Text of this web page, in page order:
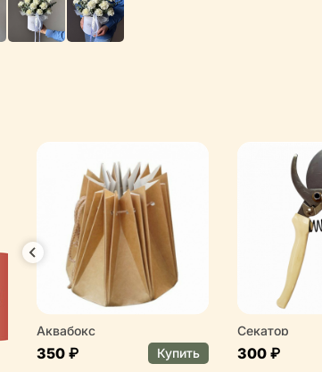
Аквабокс
350 ₽ Купить
Секатор
300 ₽